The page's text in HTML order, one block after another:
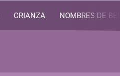
CRIANZA NOMBRES DE